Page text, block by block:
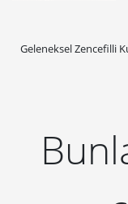
Geleneksel Zencefilli